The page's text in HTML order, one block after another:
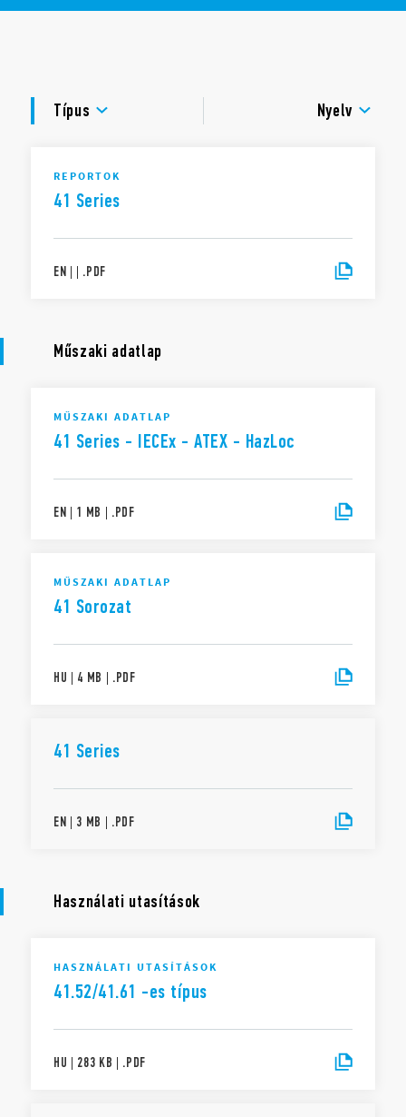
6 kV (1,2/50 μs), 8 mm-es légköz és kúszóáramút a tekercs
TANÚSÍTVÁNYOK
Típus
Nyelv
REPORTOK
41 Series
EN | | .PDF
Műszaki adatlap
MŰSZAKI ADATLAP
41 Series - IECEx - ATEX - HazLoc
EN | 1 MB | .PDF
MŰSZAKI ADATLAP
41 Sorozat
HU | 4 MB | .PDF
41 Series
EN | 3 MB | .PDF
Használati utasítások
HASZNÁLATI UTASÍTÁSOK
41.52/41.61 -es típus
HU | 283 KB | .PDF